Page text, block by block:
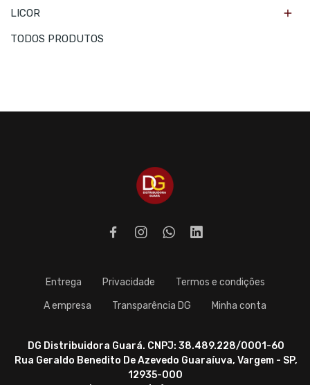
LICOR 
TODOS PRODUTOS
Entrega Privacidade
Termos e condições
A empresa
Transparência DG Minha conta
DG Distribuidora Guará. CNPJ: 38.489.228/0001-60
Rua Geraldo Benedito De Azevedo Guaraíuva, Vargem - SP,
12935-000